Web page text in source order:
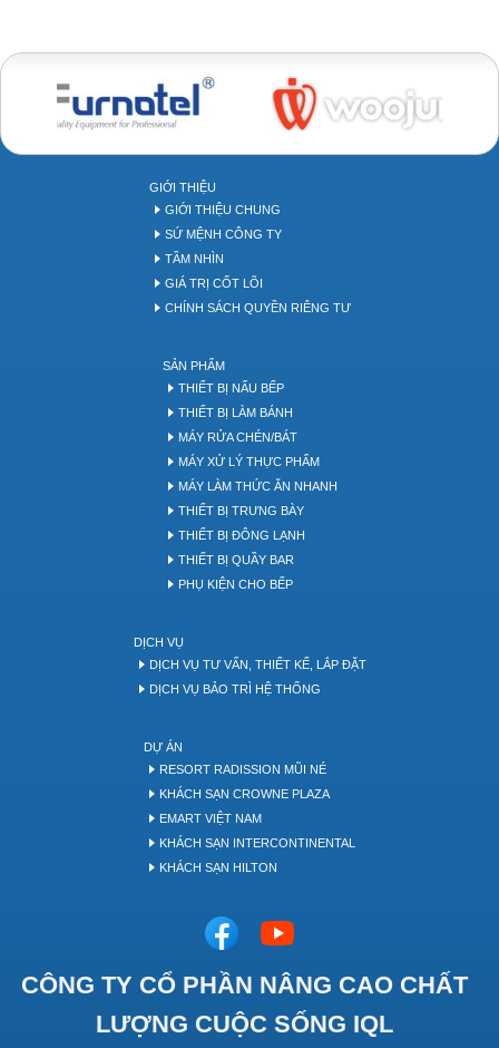
GIỚI THIỆU
GIỚI THIỆU CHUNG
SỨ MỆNH CÔNG TY
TẦM NHÌN
GIÁ TRỊ CỐT LÕI
CHÍNH SÁCH QUYỀN RIÊNG TƯ
SẢN PHẨM
THIẾT BỊ NẤU BẾP
THIẾT BỊ LÀM BÁNH
MÁY RỬA CHÉN/BÁT
MÁY XỬ LÝ THỰC PHẨM
MÁY LÀM THỨC ĂN NHANH
THIẾT BỊ TRƯNG BÀY
THIẾT BỊ ĐÔNG LẠNH
THIẾT BỊ QUẦY BAR
PHỤ KIỆN CHO BẾP
DỊCH VỤ
DỊCH VỤ TƯ VẤN, THIẾT KẾ, LẮP ĐẶT
DỊCH VỤ BẢO TRÌ HỆ THỐNG
DỰ ÁN
RESORT RADISSION MŨI NÉ
KHÁCH SẠN CROWNE PLAZA
EMART VIỆT NAM
KHÁCH SẠN INTERCONTINENTAL
KHÁCH SẠN HILTON
CÔNG TY CỔ PHẦN NÂNG CAO CHẤT
LƯỢNG CUỘC SỐNG IQL